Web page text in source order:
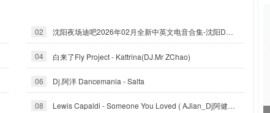
02 沈阳夜场迪吧2026年02月全新中英文电音合集-沈阳DJ小良
04 白来了Fly Project - Kattrina(DJ.Mr ZChao)
06 Dj.阿洋 Dancemania - Salta
08 Lewis Capaldi - Someone You Loved ( AJian_Dj阿健 official mix ）